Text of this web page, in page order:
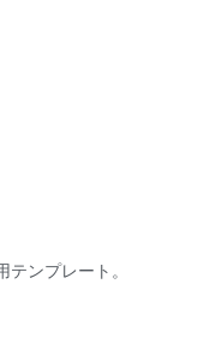
ンプレート。